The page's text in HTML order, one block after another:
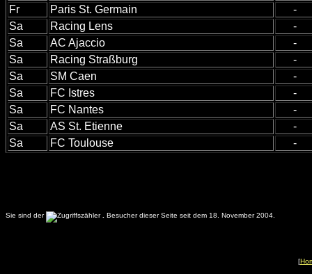
Fr
Paris St. Germain
-
Sa
Racing Lens
-
Sa
AC Ajaccio
-
Sa
Racing Straßburg
-
Sa
SM Caen
-
Sa
FC Istres
-
Sa
FC Nantes
-
Sa
AS St. Etienne
-
Sa
FC Toulouse -
Sie sind der . Besucher dieser Seite seit dem 18. November 2004.
[